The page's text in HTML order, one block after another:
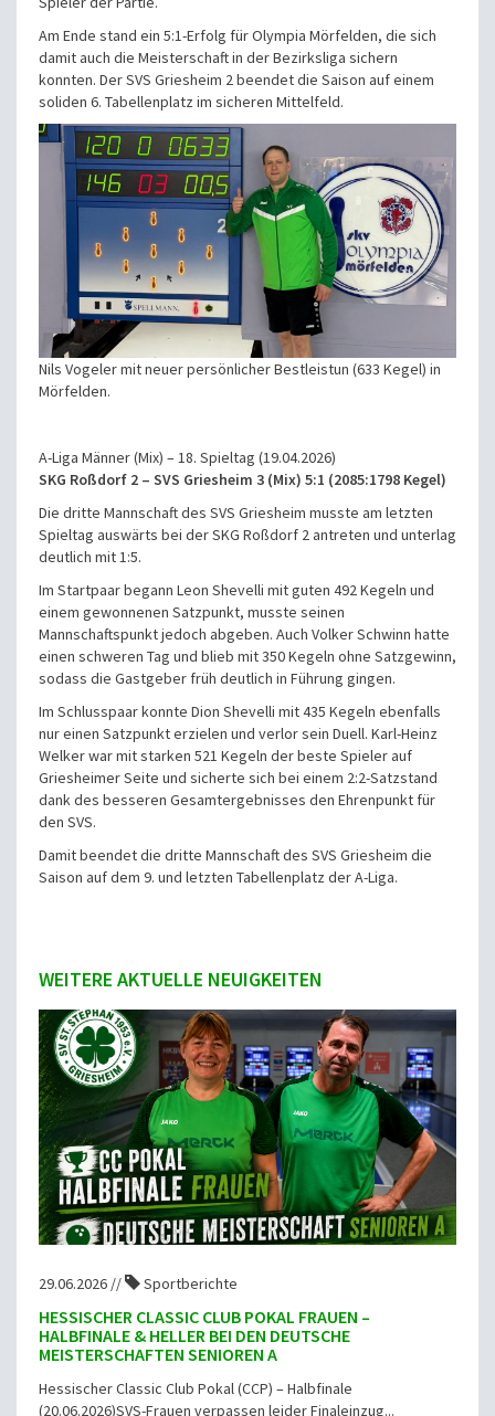
Am Ende stand ein 5:1-Erfolg für Olympia Mörfelden, die sich
damit auch die Meisterschaft in der Bezirksliga sichern
konnten. Der SVS Griesheim 2 beendet die Saison auf einem
soliden 6. Tabellenplatz im sicheren Mittelfeld.
Nils Vogeler mit neuer persönlicher Bestleistun (633 Kegel) in
Mörfelden.
A-Liga Männer (Mix) – 18. Spieltag (19.04.2026)
SKG Roßdorf 2 – SVS Griesheim 3 (Mix) 5:1 (2085:1798 Kegel)
Die dritte Mannschaft des SVS Griesheim musste am letzten
Spieltag auswärts bei der SKG Roßdorf 2 antreten und unterlag
deutlich mit 1:5.
Im Startpaar begann Leon Shevelli mit guten 492 Kegeln und
einem gewonnenen Satzpunkt, musste seinen
Mannschaftspunkt jedoch abgeben. Auch Volker Schwinn hatte
einen schweren Tag und blieb mit 350 Kegeln ohne Satzgewinn,
sodass die Gastgeber früh deutlich in Führung gingen.
Im Schlusspaar konnte Dion Shevelli mit 435 Kegeln ebenfalls
nur einen Satzpunkt erzielen und verlor sein Duell. Karl-Heinz
Welker war mit starken 521 Kegeln der beste Spieler auf
Griesheimer Seite und sicherte sich bei einem 2:2-Satzstand
dank des besseren Gesamtergebnisses den Ehrenpunkt für
den SVS.
Damit beendet die dritte Mannschaft des SVS Griesheim die
Saison auf dem 9. und letzten Tabellenplatz der A-Liga.
WEITERE AKTUELLE NEUIGKEITEN
29.06.2026 // Sportberichte
HESSISCHER CLASSIC CLUB POKAL FRAUEN –
HALBFINALE & HELLER BEI DEN DEUTSCHE
MEISTERSCHAFTEN SENIOREN A
Hessischer Classic Club Pokal (CCP) – Halbfinale
(20.06.2026)SVS-Frauen verpassen leider Finaleinzug...